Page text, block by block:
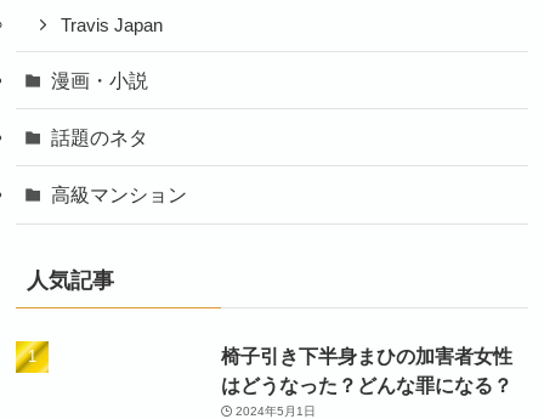
Travis Japan
漫画・小説
話題のネタ
高級マンション
人気記事
椅子引き下半身まひの加害者女性
はどうなった？どんな罪になる？
2024年5月1日